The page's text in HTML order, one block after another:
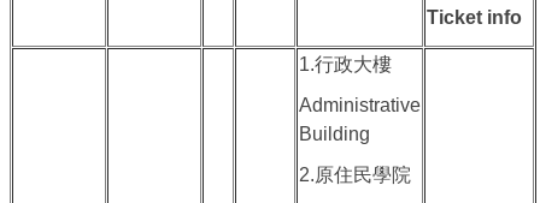
Ticket info
1.行政大樓
Administrative
Building
2.原住民學院